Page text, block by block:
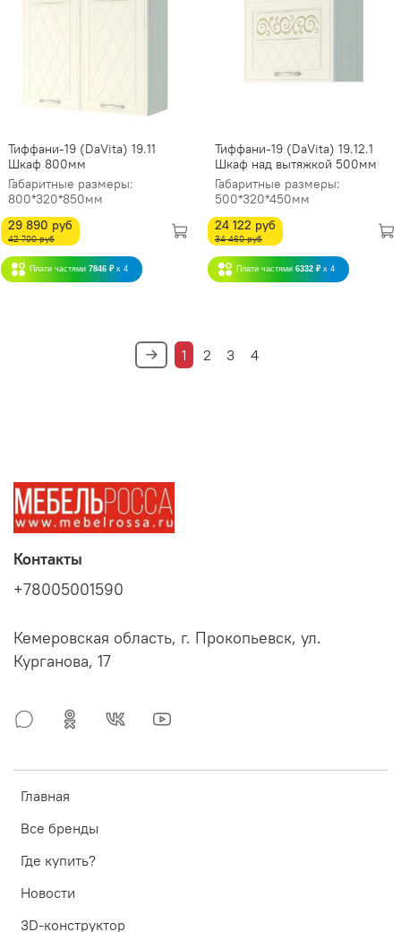
Тиффани-19 (DaVita) 19.11
Шкаф 800мм
Габаритные размеры:
800*320*850мм
29 890 руб
42 700 руб
Плати частями 7846 ₽ x 4
Тиффани-19 (DaVita) 19.12.1
Шкаф над вытяжкой 500мм
Габаритные размеры:
500*320*450мм
24 122 руб
34 460 руб
Плати частями 6332 ₽ x 4
1 2 3 4
Главная
Все бренды
Где купить?
Новости
3D-конструктор
Контакты
+78005001590
Кемеровская область, г. Прокопьевск, ул.
Курганова, 17